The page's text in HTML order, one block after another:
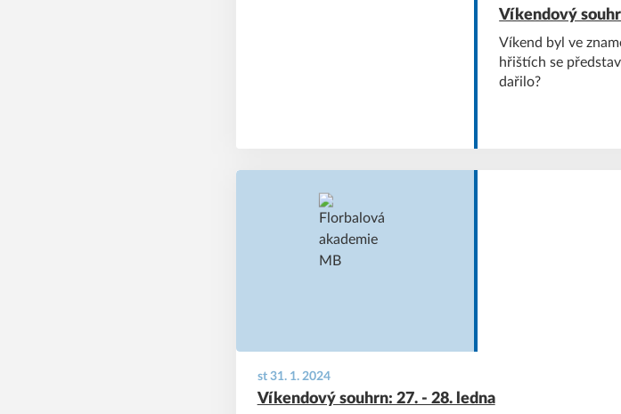
Víkendový
Víkend byl ve
hřištích se
dařilo?
st 31. 1. 2024
Víkendový souhrn: 27. - 28. ledna